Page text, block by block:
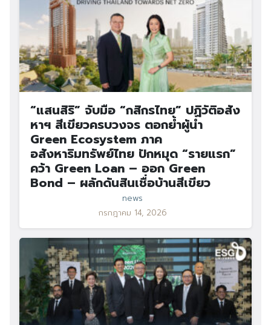
“แสนสิริ” จับมือ “กสิกรไทย” ปฏิวัติอสัง
หาฯ สีเขียวครบวงจร ตอกย้ำผู้นำ
Green Ecosystem ภาค
อสังหาริมทรัพย์ไทย ปักหมุด “รายแรก”
คว้า Green Loan – ออก Green
Bond – ผลักดันสินเชื่อบ้านสีเขียว
news
กรกฎาคม 14, 2026